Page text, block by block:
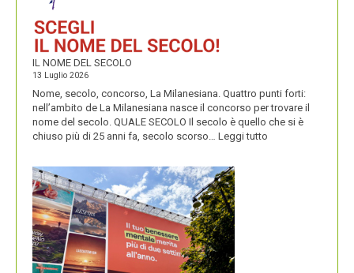
IL NOME DEL SECOLO
13 Luglio 2026
Nome, secolo, concorso, La Milanesiana. Quattro punti forti:
nell’ambito de La Milanesiana nasce il concorso per trovare il
nome del secolo. QUALE SECOLO Il secolo è quello che si è
chiuso più di 25 anni fa, secolo scorso… Leggi tutto